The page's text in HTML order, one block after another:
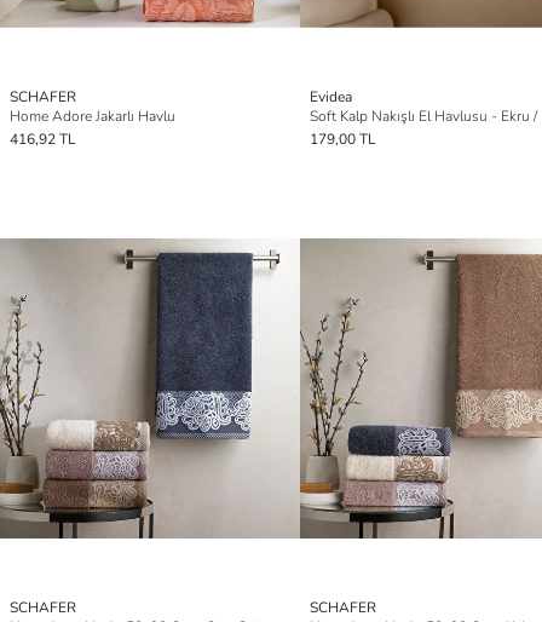
SCHAFER
Home Adore Jakarlı Havlu
416,92 TL
Evidea
179,00 TL
SCHAFER
SCHAFER